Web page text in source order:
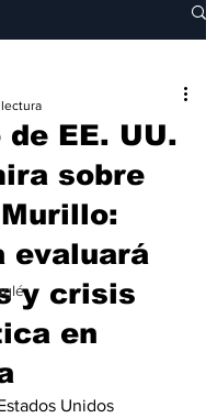
de EE. UU.
sobre
evaluará
y crisis
en
Unidos